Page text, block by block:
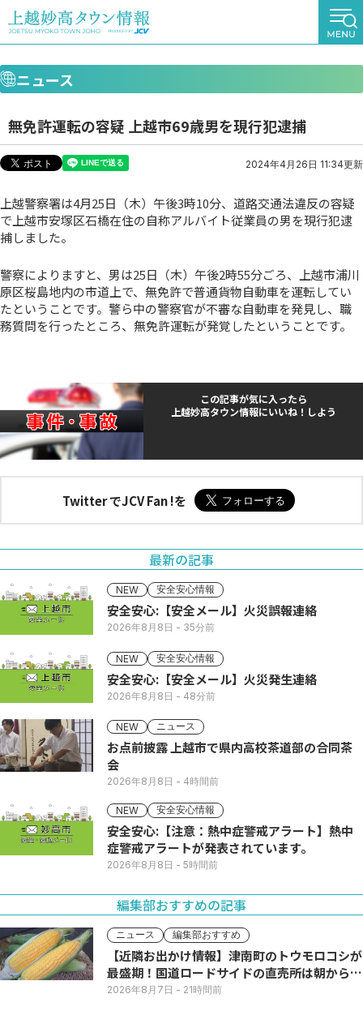
ニュース
無免許運転の容疑 上越市69歳男を現行犯逮捕
2024年4月26日 11:34更新
上越警察署は4月25日（木）午後3時10分、道路交通法違反の容疑
で上越市安塚区石橋在住の自称アルバイト従業員の男を現行犯逮
捕しました。
警察によりますと、男は25日（木）午後2時55分ごろ、上越市浦川
原区桜島地内の市道上で、無免許で普通貨物自動車を運転してい
たということです。警ら中の警察官が不審な自動車を発見し、職
務質問を行ったところ、無免許運転が発覚したということです。
この記事が気に入ったら
上越妙高タウン情報にいいね！しよう
Twitter でJCV Fan !を
最新の記事
NEW 安全安心情報
安全安心:【安全メール】火災誤報連絡
2026年8月8日 - 35分前
NEW 安全安心情報
安全安心:【安全メール】火災発生連絡
2026年8月8日 - 48分前
NEW ニュース
お点前披露 上越市で県内高校茶道部の合同茶
会
2026年8月8日 - 4時間前
NEW 安全安心情報
安全安心:【注意：熱中症警戒アラート】熱中
症警戒アラートが発表されています。
2026年8月8日 - 5時間前
編集部おすすめの記事
ニュース 編集部おすすめ
【近隣お出かけ情報】津南町のトウモロコシが
最盛期！国道ロードサイドの直売所は朝から長
い列
2026年8月7日 - 21時間前